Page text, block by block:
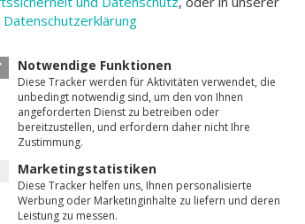
Bewertungsscore4,4/5
Datenschutzerklärung
Notwendige Funktionen
Diese Tracker werden für Aktivitäten verwendet, die
unbedingt notwendig sind, um den von Ihnen
angeforderten Dienst zu betreiben oder
bereitzustellen, und erfordern daher nicht Ihre
Zustimmung.
Marketingstatistiken
Diese Tracker helfen uns, Ihnen personalisierte
Werbung oder Marketinginhalte zu liefern und deren
Leistung zu messen.